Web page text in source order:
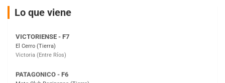
Lo que viene
El Cerro (Tierra)
PATAGONICO - F6
Moto Club Reginense (Tierra)
Gral. E. Godoy (Río Negro)
CSK - F7